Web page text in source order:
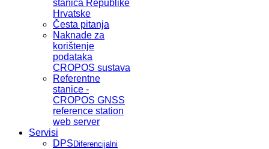
stanica Republike
Hrvatske
Česta pitanja
Naknade za
korištenje
podataka
CROPOS sustava
Referentne
stanice -
CROPOS GNSS
reference station
web server
Servisi
DPS Diferencijalni